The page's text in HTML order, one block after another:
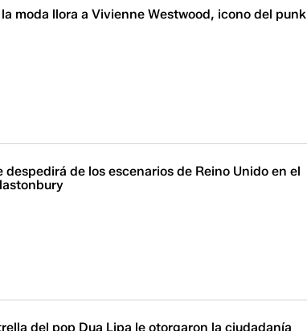
moda llora a Vivienne Westwood, icono del punk
despedirá de los escenarios de Reino Unido en el
del pop Dua Lipa le otorgaron la ciudadanía